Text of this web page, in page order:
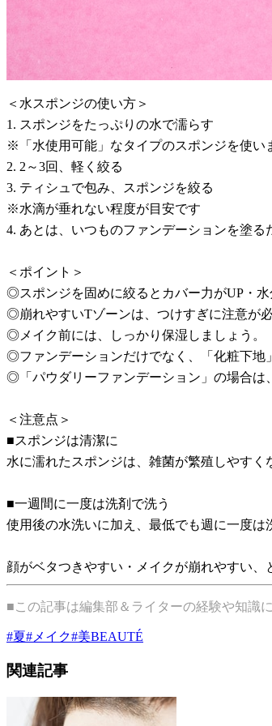
＜水スポンジの使い方＞
1. スポンジをたっぷりの水で濡らす
※「水使用可能」なタイプのスポンジを使い
2. 2～3回、軽く絞る
3. ティシュで包み、スポンジを絞る
※水滴が垂れない程度が目安です
4. あとは、いつものファンデーションを塗る
＜ポイント＞
◎スポンジを固めに絞るとカバー力がUP・
◎崩れやすいTゾーンは、つけすぎに注意が必
◎メイク前には、しっかり保湿しましょう。
◎ファンデーションだけでなく、「化粧下地
◎「パウダリーファンデーション」の場合は
＜注意点＞
■スポンジは清潔に
水に濡れたスポンジは、雑菌が繁殖しやす
■一週間に一度は洗剤で洗う
使用後の水洗いに加え、最低でも週に一度
顔がベタつきやすい・メイクが崩れやすい、
■この記事は編集部＆ライターの経験や知識
#夏# メイク#美BEAUTÉ
関連記事